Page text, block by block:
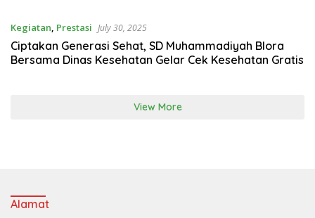
Kegiatan, Prestasi July 30, 2025
Ciptakan Generasi Sehat, SD Muhammadiyah Blora
Bersama Dinas Kesehatan Gelar Cek Kesehatan Gratis
View More
Alamat